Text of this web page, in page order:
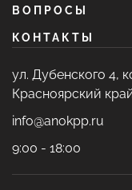
ВОПРОСЫ
КОНТАКТЫ
ул. Дубенского 4,
Красноярский
info@anokpp.ru
9:00 - 18:00